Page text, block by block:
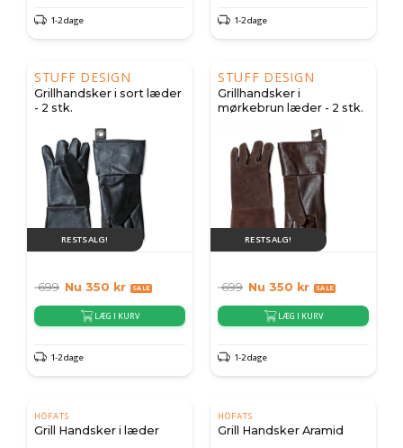
1-2 dage 1-2 dage
STUFF DESIGN
Grillhandsker i sort læder
- 2 stk.
RESTSALG!
699 Nu 350 kr
LÆG I KURV
1-2 dage
STUFF DESIGN
Grillhandsker i
mørkebrun læder - 2 stk.
RESTSALG!
699 Nu 350 kr
LÆG I KURV
1-2 dage
HÖFATS
Grill Handsker i læder
HÖFATS
Grill Handsker Aramid